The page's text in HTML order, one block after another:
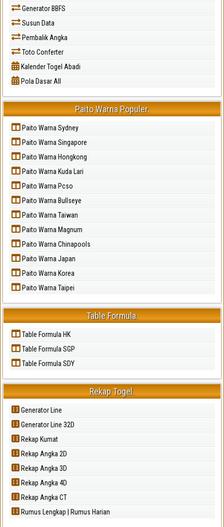
Generator BBFS
Susun Data
Pembalik Angka
Toto Conferter
Kalender Togel Abadi
Pola Dasar All
Paito Warna Populer.
Paito Warna Sydney
Paito Warna Singapore
Paito Warna Hongkong
Paito Warna Kuda Lari
Paito Warna Pcso
Paito Warna Bullseye
Paito Warna Taiwan
Paito Warna Magnum
Paito Warna Chinapools
Paito Warna Japan
Paito Warna Korea
Paito Warna Taipei
Table Formula.
Table Formula HK
Table Formula SGP
Table Formula SDY
Rekap Togel.
Generator Line
Generator Line 32D
Rekap Kumat
Rekap Angka 2D
Rekap Angka 3D
Rekap Angka 4D
Rekap Angka CT
Rumus Lengkap | Rumus Harian